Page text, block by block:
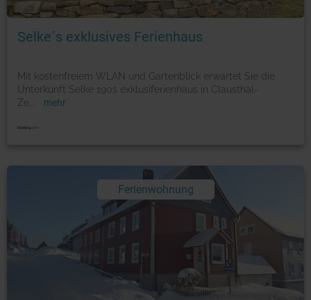
Foto: © booking.com
Selke´s exklusives Ferienhaus
Mit kostenfreiem WLAN und Gartenblick erwartet Sie die
Unterkunft Selke 190s exklusiferienhaus in Clausthal-
Ze
mehr
Ferienwohnung
Foto: © booking.com